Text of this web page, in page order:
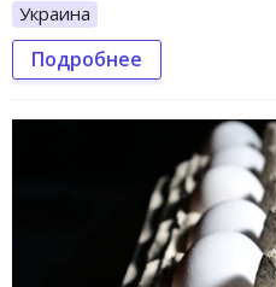
Украина
Подробнее